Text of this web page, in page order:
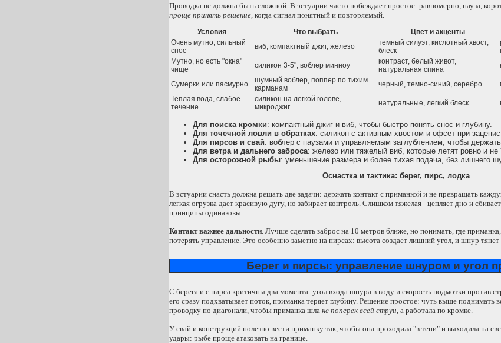
Проводка не должна быть сложной. В эстуарии часто побеждает простое: равномерно, пауза,
проще принять решение , когда сигнал понятный и повторяемый.
Условия Что выбрать Цвет и акценты
Очень мутно, сильный
снос
виб, компактный джиг, железо
темный силуэт, кислотный хвост,
блеск
Мутно, но есть "окна"
чище
силикон 3-5", воблер минноу
контраст, белый живот,
натуральная спина
Сумерки или пасмурно
шумный воблер, поппер по тихим
карманам
черный, темно-синий, серебро
Теплая вода, слабое
течение
силикон на легкой голове,
микроджиг
натуральные, легкий блеск
Для поиска кромки: компактный джиг и виб, чтобы быстро понять снос и глубину.
Для точечной ловли в обратках: силикон с активным хвостом и офсет при
Для пирсов и свай: воблер с паузами и управляемым заглублением, чтобы держать
Для ветра и дальнего заброса: железо или тяжелый виб, которые летят ровно и не
Для осторожной рыбы: уменьшение размера и более тихая подача, без лишнего
Оснастка и тактика: берег, пирс, лодка
В эстуарии снасть должна решать две задачи: держать контакт с приманкой и не превращать
легкая огрузка дает красивую дугу, но забирает контроль. Слишком тяжелая - цепляет дно и
принципы одинаковы.
Контакт важнее дальности . Лучше сделать заброс на 10 метров ближе, но понимать, где
потерять управление. Это особенно заметно на пирсах: высота создает лишний угол, и шнур тянет
Берег и пирсы: управление шнуром и угол
С берега и с пирса критичны два момента: угол входа шнура в воду и скорость подмотки против
его сразу подхватывает поток, приманка теряет глубину. Решение простое: чуть выше поднимать
проводку по диагонали, чтобы приманка шла не поперек всей струи , а работала по кромке.
У свай и конструкций полезно вести приманку так, чтобы она проходила "в тени" и выходила на
удары: рыбе проще атаковать на границе.